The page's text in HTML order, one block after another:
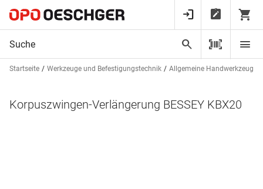
Startseite Werkzeuge und Befestigungstechnik Allgemeine Handwerkzeuge
Korpuszwingen-Verlängerung BESSEY KBX20